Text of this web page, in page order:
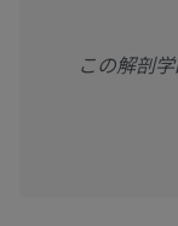
この解剖